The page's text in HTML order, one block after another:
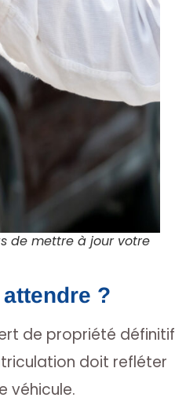
de mettre à jour votre
?
de propriété définitif
doit refléter
véhicule.